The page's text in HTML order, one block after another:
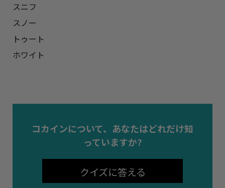
スニフ
スノー
トゥート
ホワイト
コカインについて、あなたはどれだけ知
っていますか?
クイズに答える